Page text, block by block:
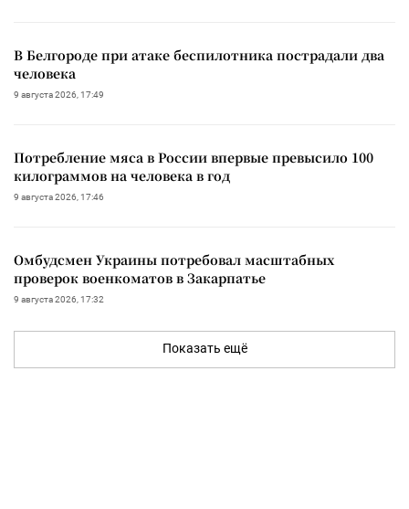
В Белгороде при атаке беспилотника пострадали два
человека
9 августа 2026, 17:49
Потребление мяса в России впервые превысило 100
килограммов на человека в год
9 августа 2026, 17:46
Омбудсмен Украины потребовал масштабных
проверок военкоматов в Закарпатье
9 августа 2026, 17:32
Показать ещё